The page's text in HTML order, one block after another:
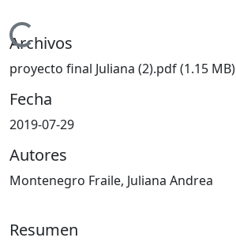
Cargando...
Archivos
proyecto final Juliana (2).pdf(1.15 MB)
Fecha
2019-07-29
Autores
Montenegro Fraile, Juliana Andrea
Resumen